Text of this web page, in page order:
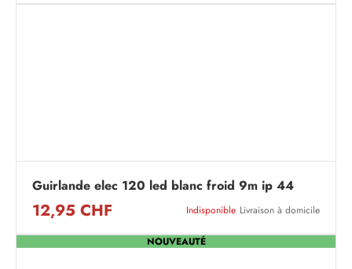
Guirlande elec 120 led blanc froid 9m ip 44
12,95 CHF Indisponible Livraison à domicile
NOUVEAUTÉ